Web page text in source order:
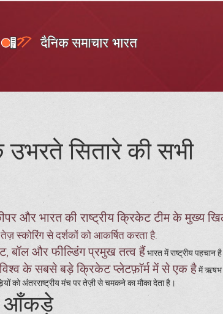
सितारे की सभी
और भारत की राष्ट्रीय क्रिकेट टीम के मुख्य
स्कोरिंग से दर्शकों को आकर्षित करता है.
बॉल और फील्डिंग प्रमुख तत्व हैंभारत में राष्ट्रीय पहचान
विश्व के सबसे बड़े क्रिकेट प्लेटफ़ॉर्म में से एक हैमें ऋषभ
को अंतरराष्ट्रीय मंच पर तेज़ी से चमकने का मौका देता है।
आँकड़े